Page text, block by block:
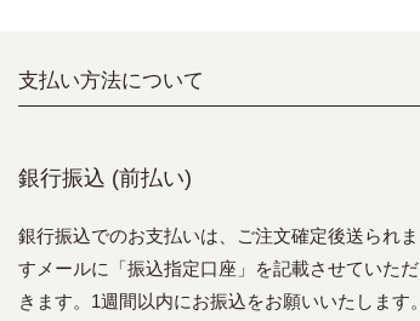
支払い方法について
銀行振込 (前払い)
銀行振込でのお支払いは、ご注文確定後送られま
すメールに「振込指定口座」を記載させていただ
きます。1週間以内にお振込をお願いいたします。